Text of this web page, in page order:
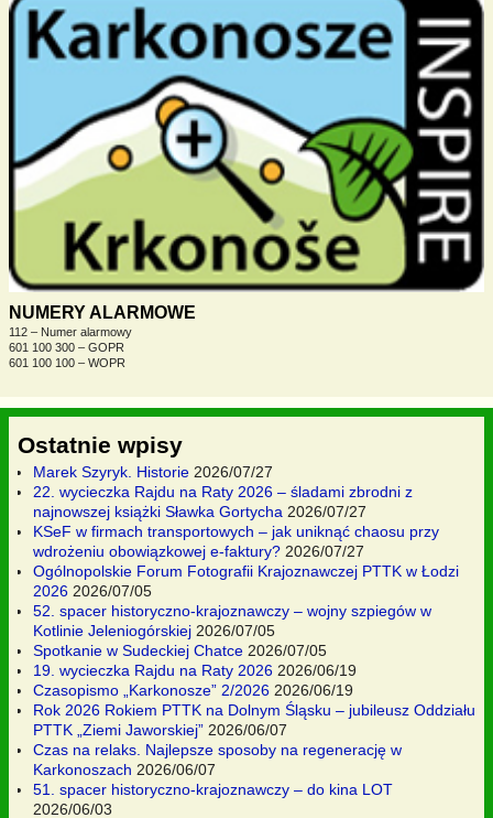
NUMERY ALARMOWE
112 – Numer alarmowy
601 100 300 – GOPR
601 100 100 – WOPR
Ostatnie wpisy
Marek Szyryk. Historie 2026/07/27
22. wycieczka Rajdu na Raty 2026 – śladami zbrodni z
najnowszej książki Sławka Gortycha 2026/07/27
KSeF w firmach transportowych – jak uniknąć chaosu przy
wdrożeniu obowiązkowej e-faktury? 2026/07/27
Ogólnopolskie Forum Fotografii Krajoznawczej PTTK w Łodzi
2026 2026/07/05
52. spacer historyczno-krajoznawczy – wojny szpiegów w
Kotlinie Jeleniogórskiej 2026/07/05
Spotkanie w Sudeckiej Chatce 2026/07/05
19. wycieczka Rajdu na Raty 2026 2026/06/19
Czasopismo „Karkonosze” 2/2026 2026/06/19
Rok 2026 Rokiem PTTK na Dolnym Śląsku – jubileusz Oddziału
PTTK „Ziemi Jaworskiej” 2026/06/07
Czas na relaks. Najlepsze sposoby na regenerację w
Karkonoszach 2026/06/07
51. spacer historyczno-krajoznawczy – do kina LOT
2026/06/03